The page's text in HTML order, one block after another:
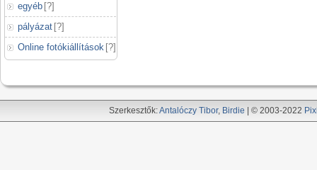
egyéb [?]
pályázat [?]
Online fotókiállítások [?]
Szerkesztők:Antalóczy Tibor, Birdie | © 2003-2022